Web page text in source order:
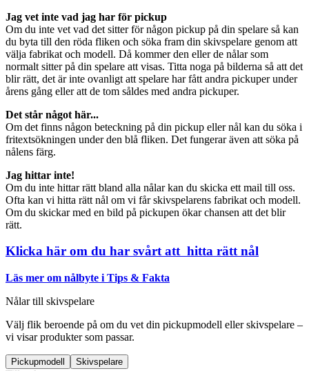
Jag vet inte vad jag har för pickup
Om du inte vet vad det sitter för någon pickup på din spelare så kan
du byta till den röda fliken och söka fram din skivspelare genom att
välja fabrikat och modell. Då kommer den eller de nålar som
normalt sitter på din spelare att visas. Titta noga på bilderna så att det
blir rätt, det är inte ovanligt att spelare har fått andra pickuper under
årens gång eller att de tom såldes med andra pickuper.
Det står något här...
Om det finns någon beteckning på din pickup eller nål kan du söka i
fritextsökningen under den blå fliken. Det fungerar även att söka på
nålens färg.
Jag hittar inte!
Om du inte hittar rätt bland alla nålar kan du skicka ett mail till oss.
Ofta kan vi hitta rätt nål om vi får skivspelarens fabrikat och modell.
Om du skickar med en bild på pickupen ökar chansen att det blir
rätt.
Klicka här om du har svårt att hitta rätt nål
Läs mer om nålbyte i Tips & Fakta
Nålar till skivspelare
Välj flik beroende på om du vet din pickupmodell eller skivspelare –
vi visar produkter som passar.
Pickupmodell Skivspelare